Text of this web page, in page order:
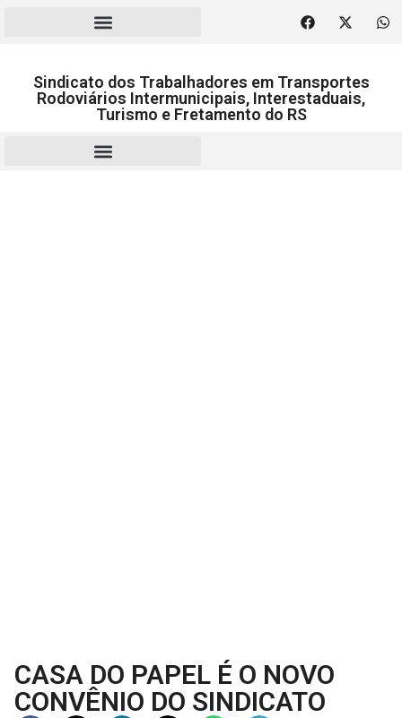
Sindicato dos Trabalhadores em Transportes
Rodoviários Intermunicipais, Interestaduais,
Turismo e Fretamento do RS
CASA DO PAPEL É O NOVO
CONVÊNIO DO SINDICATO